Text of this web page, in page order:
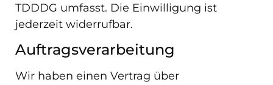
TDDDG umfasst. Die Einwilligung ist
jederzeit widerrufbar.
Auftragsverarbeitung
Wir haben einen Vertrag über